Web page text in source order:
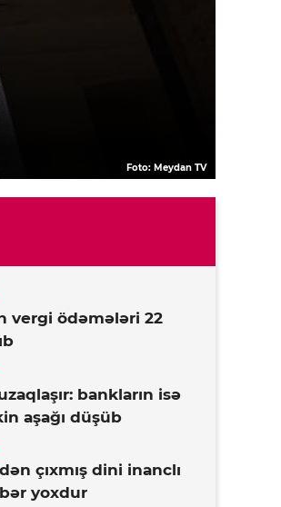
Foto: Meydan TV
vergi ödəmələri 22
bankların isə
aşağı düşüb
çıxmış dini inanclı
yoxdur